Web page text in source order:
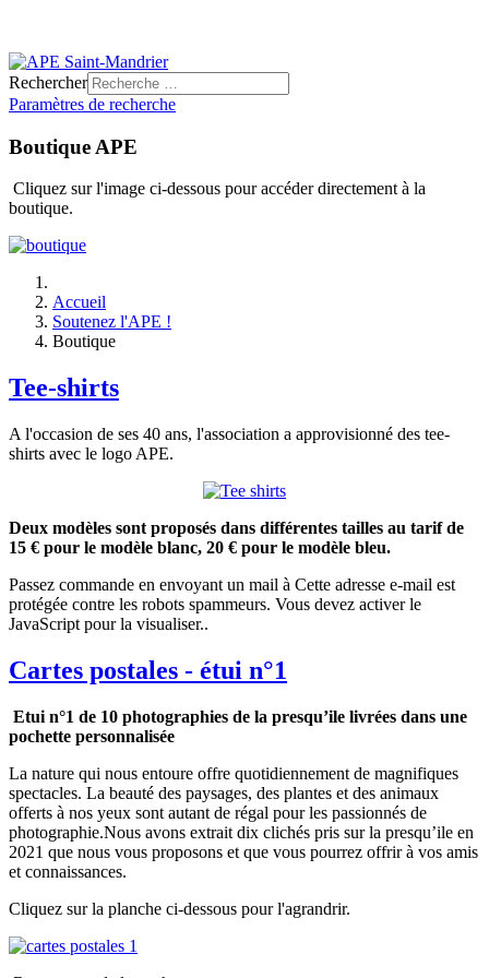
Rechercher
Paramètres de recherche
Boutique APE
Cliquez sur l'image ci-dessous pour accéder directement à la
boutique.
Accueil
Soutenez l'APE !
Boutique
Tee-shirts
A l'occasion de ses 40 ans, l'association a approvisionné des tee-
shirts avec le logo APE.
Deux modèles sont proposés dans différentes tailles au tarif de
15 € pour le modèle blanc, 20 € pour le modèle bleu.
Passez commande en envoyant un mail à Cette adresse e-mail est
protégée contre les robots spammeurs. Vous devez activer le
JavaScript pour la visualiser..
Cartes postales - étui n°1
Etui n°1 de 10 photographies de la presqu’ile livrées dans une
pochette personnalisée
La nature qui nous entoure offre quotidiennement de magnifiques
spectacles. La beauté des paysages, des plantes et des animaux
offerts à nos yeux sont autant de régal pour les passionnés de
photographie.Nous avons extrait dix clichés pris sur la presqu’ile en
2021 que nous vous proposons et que vous pourrez offrir à vos amis
et connaissances.
Cliquez sur la planche ci-dessous pour l'agrandrir.